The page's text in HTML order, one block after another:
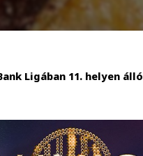
Ligában 11. helyen álló